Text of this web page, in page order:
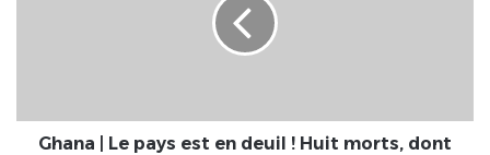
Huit
morts,Ghana | Le pays est en deuil ! Huit morts, dont